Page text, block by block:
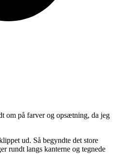
om på farver og opsætning, da jeg
ud. Så begyndte det store
rundt langs kanterne og tegnede